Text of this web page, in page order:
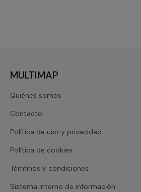
MULTIMAP
Quiénes somos
Contacto
Política de uso y privacidad
Política de cookies
Términos y condiciones
Sistema interno de información